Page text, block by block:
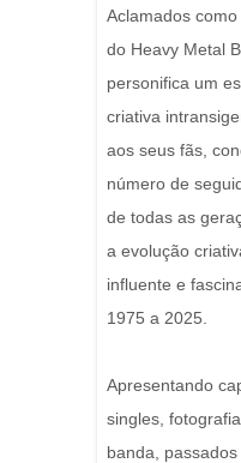
Aclamados
do Heavy Metal
personifica um
criativa
aos seus fãs,
número de
de todas as
a evolução
influente e
1975 a 2025.
Apresentando
singles,
banda,